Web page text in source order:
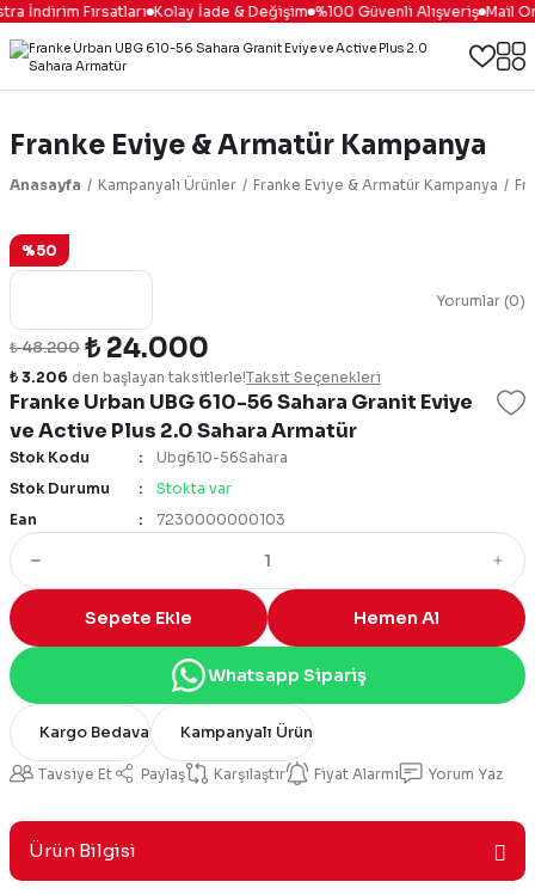
İndirim Fırsatları Kolay İade & Değişim %100 Güvenli Alışveriş Mail
Franke Eviye & Armatür Kampanya
Anasayfa Kampanyalı Ürünler Franke Eviye & Armatür Kampanya
%50
Yorumlar (0)
Franke Urban UBG 610-56 Sahara Granit Eviye
ve Active Plus 2.0 Sahara Armatür
₺ 48.200 ₺ 24.000
₺ 3.206 den başlayan taksitlerle!Taksit Seçenekleri
Stok Kodu
Ubg610-56Sahara
Stok Durumu
Stokta var
Ean
7230000000103
Sepete Ekle Hemen Al
Whatsapp Sipariş
Kargo Bedava Kampanyalı Ürün
Tavsiye Et Paylaş Karşılaştır Fiyat Alarmı Yorum Yaz
Ürün Bilgisi